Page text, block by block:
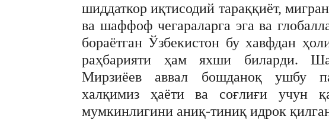
шиддаткор иқтисодий тараққиёт,
ва шаффоф чегараларга эга ва
бораётган Ўзбекистон бу хавфдан
раҳбарияти ҳам яхши биларди.
Мирзиёев аввал бошданоқ ушбу
халқимиз ҳаёти ва соғлиғи учун
мумкинлигини аниқ-тиниқ идрок